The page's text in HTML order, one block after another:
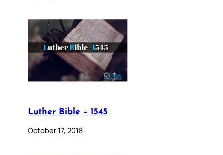
Luther Bible – 1545
October 17, 2018